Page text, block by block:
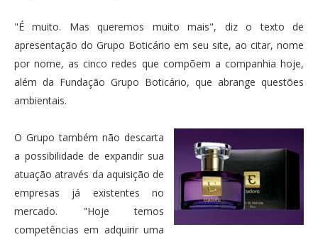
"É muito. Mas queremos muito mais", diz o texto de
apresentação do Grupo Boticário em seu site, ao citar, nome
por nome, as cinco redes que compõem a companhia hoje,
além da Fundação Grupo Boticário, que abrange questões
ambientais.
O Grupo também não descarta
a possibilidade de expandir sua
atuação através da aquisição de
empresas já existentes no
mercado. "Hoje temos
competências em adquirir uma